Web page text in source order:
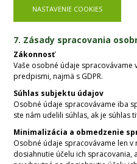
NASTAVENIE COOKIES
7. Zásady spracovania
Zákonnosť
Vaše osobné údaje spracovávame
predpismi, najmä s GDPR.
Súhlas subjektu údajov
Osobné údaje spracovávame iba
ste nám udelili súhlas, ak je súhlas
Minimalizácia a obmedzenie
Osobné údaje spracovávame len
dosiahnutie účelu ich